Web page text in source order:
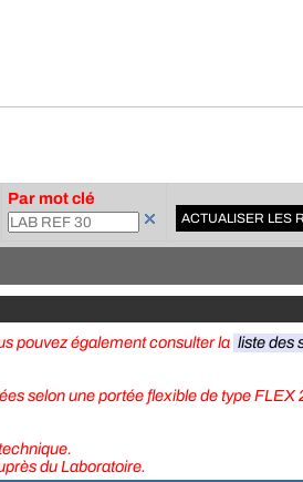
Par mot clé
ACTUALISER LES
pouvez également consulter la liste des
selon une portée flexible de type
du Laboratoire.